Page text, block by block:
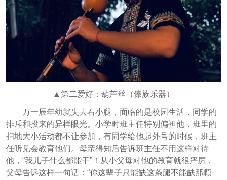
▲第二爱好：葫芦丝（傣族乐器）
万一辰年幼就失去右小腿，面临的是校园生活，同学的
排斥和投来的异样眼光。小学时班主任特别偏袒他，班里的
扫地大小活动都不让参加，有同学给他起外号的时候，班主
任听见会教育他们。母亲得知后告诉班主任不用这样对待
他，“我儿子什么都能干”！从小父母对他的教育就很严厉，
父母告诉这样一句话：“你这辈子只能缺这条腿不能缺那颗